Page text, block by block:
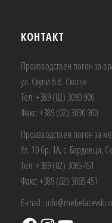
КОНТАКТ
Производствен погон за
ул. Скупи б.б. Скопје
Тел: +389 (02) 3090 900
Факс: +389 (02) 3090 900
Производствен погон за
Ул. 10 бр. 1А, с. Бардовци,
Тел: +389 (02) 3065 451
Факс: +389 (02) 3065 451
E-mail :